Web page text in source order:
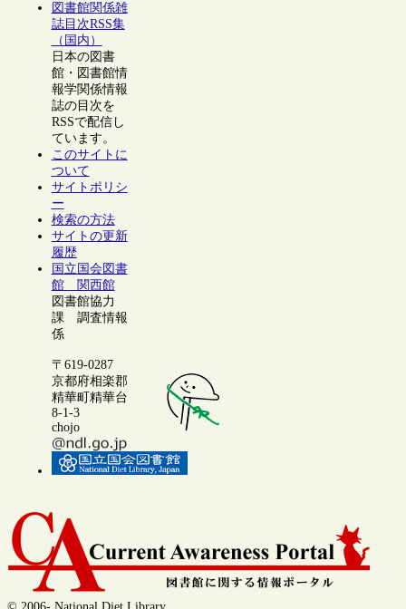
図書館関係雑
誌目次RSS集
（国内）
日本の図書
館・図書館情
報学関係情報
誌の目次を
RSSで配信し
ています。
このサイトに
ついて
サイトポリシ
ー
検索の方法
サイトの更新
履歴
国立国会図書
館 関西館
図書館協力
課 調査情報
係
〒619-0287
京都府相楽郡
精華町精華台
8-1-3
chojo